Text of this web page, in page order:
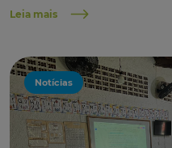
Leia mais
Notícias